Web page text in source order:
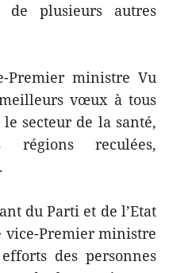
plusieurs autres
Premier ministre Vu
vœux à tous
secteur de la santé,
régions reculées,
du Parti et de l’Etat
vice-Premier ministre
des personnes